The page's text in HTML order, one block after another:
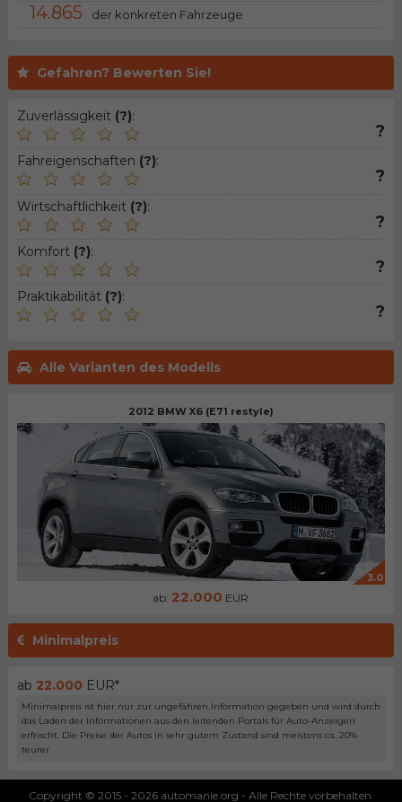
Gefahren? Bewerten Sie!
Zuverlässigkeit (?):
?
Fahreigenschaften (?):
?
Wirtschaftlichkeit (?):
?
Komfort (?):
?
Praktikabilität (?):
?
Alle Varianten des Modells
2012 BMW X6 (E71 restyle)
3.0
ab: 22.000 EUR
Minimalpreis
ab 22.000 EUR*
Minimalpreis ist hier nur zur ungefähren Information gegeben und wird durch
das Laden der Informationen aus den leitenden Portals für Auto-Anzeigen
erfrischt. Die Preise der Autos in sehr gutem Zustand sind meistens ca. 20%
teurer.
14.865 der konkreten Fahrzeuge
Copyright © 2015 - 2026 automanie.org - Alle Rechte vorbehalten.